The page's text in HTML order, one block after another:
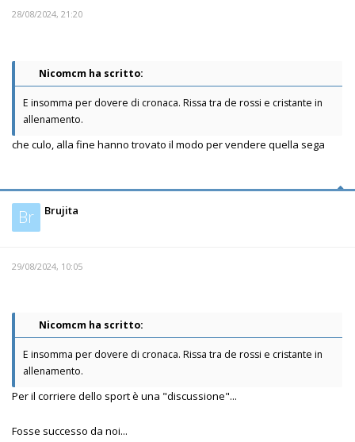
28/08/2024, 21:20
Nicomcm ha scritto:
E insomma per dovere di cronaca. Rissa tra de rossi e cristante in
allenamento.
che culo, alla fine hanno trovato il modo per vendere quella sega
Br Brujita
29/08/2024, 10:05
Nicomcm ha scritto:
E insomma per dovere di cronaca. Rissa tra de rossi e cristante in
allenamento.
Per il corriere dello sport è una "discussione"...
Fosse successo da noi...